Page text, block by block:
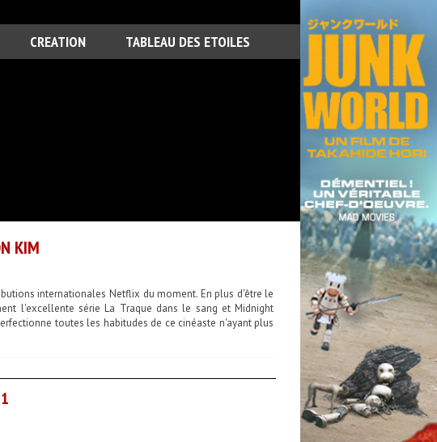
CREATION TABLEAU DES ETOILES
KIM
internationales Netflix du moment. En plus d'être le
l'excellente série La Traque dans le sang et Midnight
toutes les habitudes de ce cinéaste n'ayant plus
1